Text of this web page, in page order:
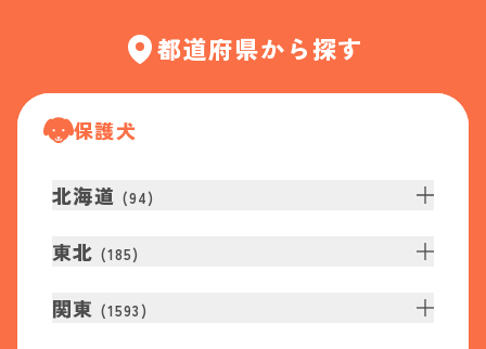
都道府県から探す
保護犬
北海道 (94)
東北 (185)
関東 (1593 )